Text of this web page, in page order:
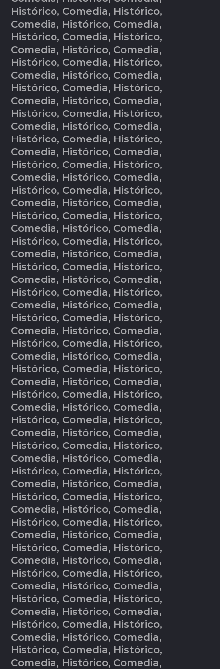
Histórico, Comedia, Histórico,
Comedia, Histórico, Comedia,
Histórico, Comedia, Histórico,
Comedia, Histórico, Comedia,
Histórico, Comedia, Histórico,
Comedia, Histórico, Comedia,
Histórico, Comedia, Histórico,
Comedia, Histórico, Comedia,
Histórico, Comedia, Histórico,
Comedia, Histórico, Comedia,
Histórico, Comedia, Histórico,
Comedia, Histórico, Comedia,
Histórico, Comedia, Histórico,
Comedia, Histórico, Comedia,
Histórico, Comedia, Histórico,
Comedia, Histórico, Comedia,
Histórico, Comedia, Histórico,
Comedia, Histórico, Comedia,
Histórico, Comedia, Histórico,
Comedia, Histórico, Comedia,
Histórico, Comedia, Histórico,
Comedia, Histórico, Comedia,
Histórico, Comedia, Histórico,
Comedia, Histórico, Comedia,
Histórico, Comedia, Histórico,
Comedia, Histórico, Comedia,
Histórico, Comedia, Histórico,
Comedia, Histórico, Comedia,
Histórico, Comedia, Histórico,
Comedia, Histórico, Comedia,
Histórico, Comedia, Histórico,
Comedia, Histórico, Comedia,
Histórico, Comedia, Histórico,
Comedia, Histórico, Comedia,
Histórico, Comedia, Histórico,
Comedia, Histórico, Comedia,
Histórico, Comedia, Histórico,
Comedia, Histórico, Comedia,
Histórico, Comedia, Histórico,
Comedia, Histórico, Comedia,
Histórico, Comedia, Histórico,
Comedia, Histórico, Comedia,
Histórico, Comedia, Histórico,
Comedia, Histórico, Comedia,
Histórico, Comedia, Histórico,
Comedia, Histórico, Comedia,
Histórico, Comedia, Histórico,
Comedia, Histórico, Comedia,
Histórico, Comedia, Histórico,
Comedia, Histórico, Comedia,
Histórico, Comedia, Histórico,
Comedia, Histórico, Comedia,